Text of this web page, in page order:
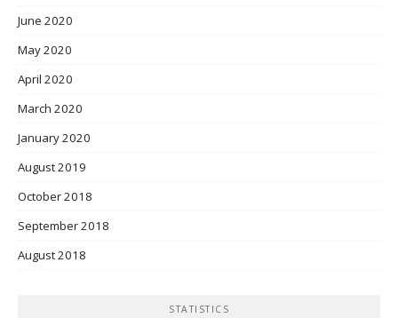
June 2020
May 2020
April 2020
March 2020
January 2020
August 2019
October 2018
September 2018
August 2018
STATISTICS